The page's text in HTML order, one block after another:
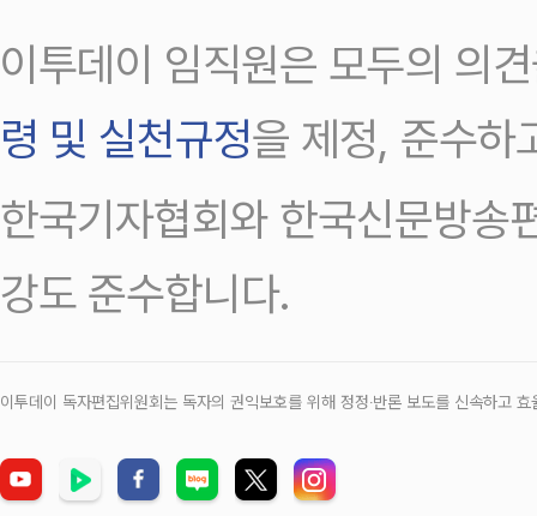
이투데이 임직원은 모두의 의
령 및 실천규정을 제정, 준수하
한국기자협회와 한국신문방송
강도 준수합니다.
이투데이 독자편집위원회는 독자의 권익보호를 위해 정정‧반론 보도를 신속하고